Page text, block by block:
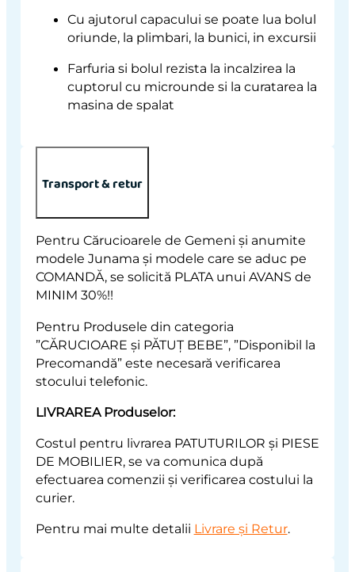
Cu ajutorul capacului se poate lua bolul
oriunde, la plimbari, la bunici, in excursii
Farfuria si bolul rezista la incalzirea la
cuptorul cu microunde si la curatarea la
masina de spalat
Transport & retur
Pentru Cărucioarele de Gemeni și anumite
modele Junama și modele care se aduc pe
COMANDĂ, se solicită PLATA unui AVANS de
MINIM 30%!!
Pentru Produsele din categoria
”CĂRUCIOARE și PĂTUȚ BEBE”, ”Disponibil la
Precomandă” este necesară verificarea
stocului telefonic.
LIVRAREA Produselor:
Costul pentru livrarea PATUTURILOR și PIESE
DE MOBILIER, se va comunica după
efectuarea comenzii și verificarea costului la
curier.
Pentru mai multe detalii Livrare și Retur.